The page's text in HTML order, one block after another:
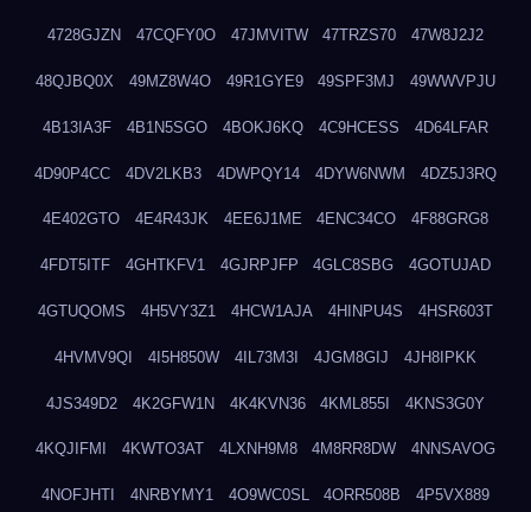
4728GJZN 47CQFY0O 47JMVITW 47TRZS70 47W8J2J2
48QJBQ0X 49MZ8W4O 49R1GYE9 49SPF3MJ 49WWVPJU
4B13IA3F 4B1N5SGO 4BOKJ6KQ 4C9HCESS 4D64LFAR
4D90P4CC 4DV2LKB3 4DWPQY14 4DYW6NWM 4DZ5J3RQ
4E402GTO 4E4R43JK 4EE6J1ME 4ENC34CO 4F88GRG8
4FDT5ITF 4GHTKFV1 4GJRPJFP 4GLC8SBG 4GOTUJAD
4GTUQOMS 4H5VY3Z1 4HCW1AJA 4HINPU4S 4HSR603T
4HVMV9QI 4I5H850W 4IL73M3I 4JGM8GIJ 4JH8IPKK
4JS349D2 4K2GFW1N 4K4KVN36 4KML855I 4KNS3G0Y
4KQJIFMI 4KWTO3AT 4LXNH9M8 4M8RR8DW 4NNSAVOG
4NOFJHTI 4NRBYMY1 4O9WC0SL 4ORR508B 4P5VX889